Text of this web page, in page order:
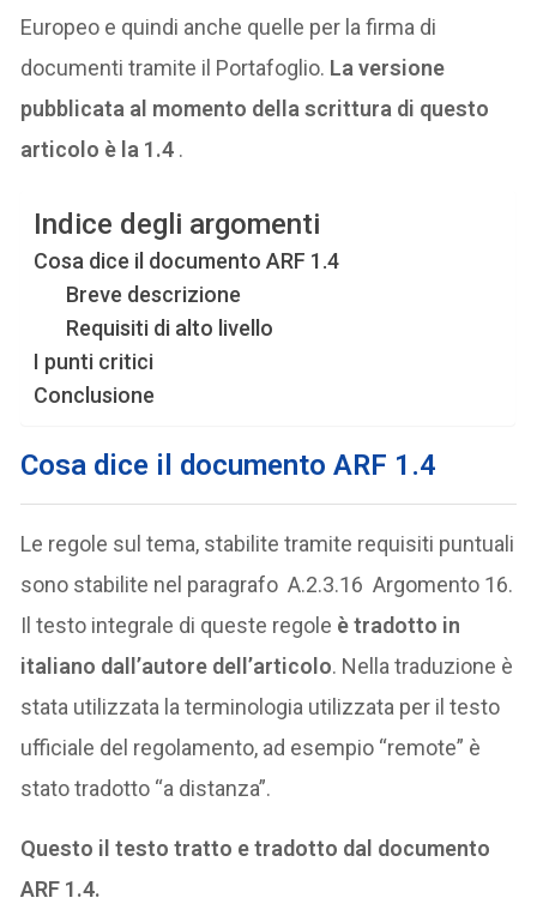
Europeo e quindi anche quelle per la firma di
documenti tramite il Portafoglio. La versione
pubblicata al momento della scrittura di questo
articolo è la 1.4 .
Indice degli argomenti
Cosa dice il documento ARF 1.4
Breve descrizione
Requisiti di alto livello
I punti critici
Conclusione
Cosa dice il documento ARF 1.4
Le regole sul tema, stabilite tramite requisiti puntuali
sono stabilite nel paragrafo A.2.3.16 Argomento 16.
Il testo integrale di queste regole è tradotto in
italiano dall’autore dell’articolo. Nella traduzione è
stata utilizzata la terminologia utilizzata per il testo
ufficiale del regolamento, ad esempio “remote” è
stato tradotto “a distanza”.
Questo il testo tratto e tradotto dal documento
ARF 1.4.